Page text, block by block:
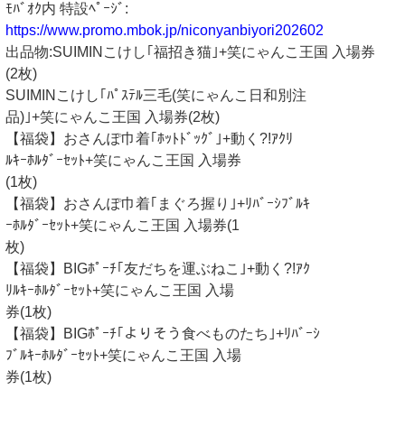
ﾓﾊﾞｵｸ内 特設ﾍﾟｰｼﾞ:
https://www.promo.mbok.jp/niconyanbiyori202602
出品物:SUIMINこけし｢福招き猫｣+笑にゃんこ王国 入場券
(2枚)
SUIMINこけし｢ﾊﾟｽﾃﾙ三毛(笑にゃんこ日和別注
品)｣+笑にゃんこ王国 入場券(2枚)
【福袋】おさんぽ巾着｢ﾎｯﾄﾄﾞｯｸﾞ｣+動く?!ｱｸﾘ
ﾙｷｰﾎﾙﾀﾞｰｾｯﾄ+笑にゃんこ王国 入場券
(1枚)
【福袋】おさんぽ巾着｢まぐろ握り｣+ﾘﾊﾞｰｼﾌﾞﾙｷ
ｰﾎﾙﾀﾞｰｾｯﾄ+笑にゃんこ王国 入場券(1
枚)
【福袋】BIGﾎﾟｰﾁ｢友だちを運ぶねこ｣+動く?!ｱｸ
ﾘﾙｷｰﾎﾙﾀﾞｰｾｯﾄ+笑にゃんこ王国 入場
券(1枚)
【福袋】BIGﾎﾟｰﾁ｢よりそう食べものたち｣+ﾘﾊﾞｰｼ
ﾌﾞﾙｷｰﾎﾙﾀﾞｰｾｯﾄ+笑にゃんこ王国 入場
券(1枚)